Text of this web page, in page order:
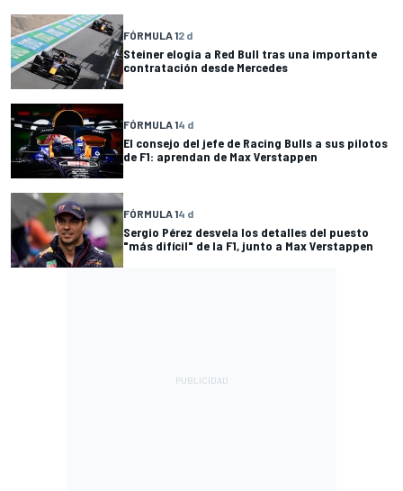
FÓRMULA 12 d
Steiner elogia a Red Bull tras una importante
contratación desde Mercedes
FÓRMULA 14 d
El consejo del jefe de Racing Bulls a sus pilotos
de F1: aprendan de Max Verstappen
FÓRMULA 14 d
Sergio Pérez desvela los detalles del puesto
"más difícil" de la F1, junto a Max Verstappen